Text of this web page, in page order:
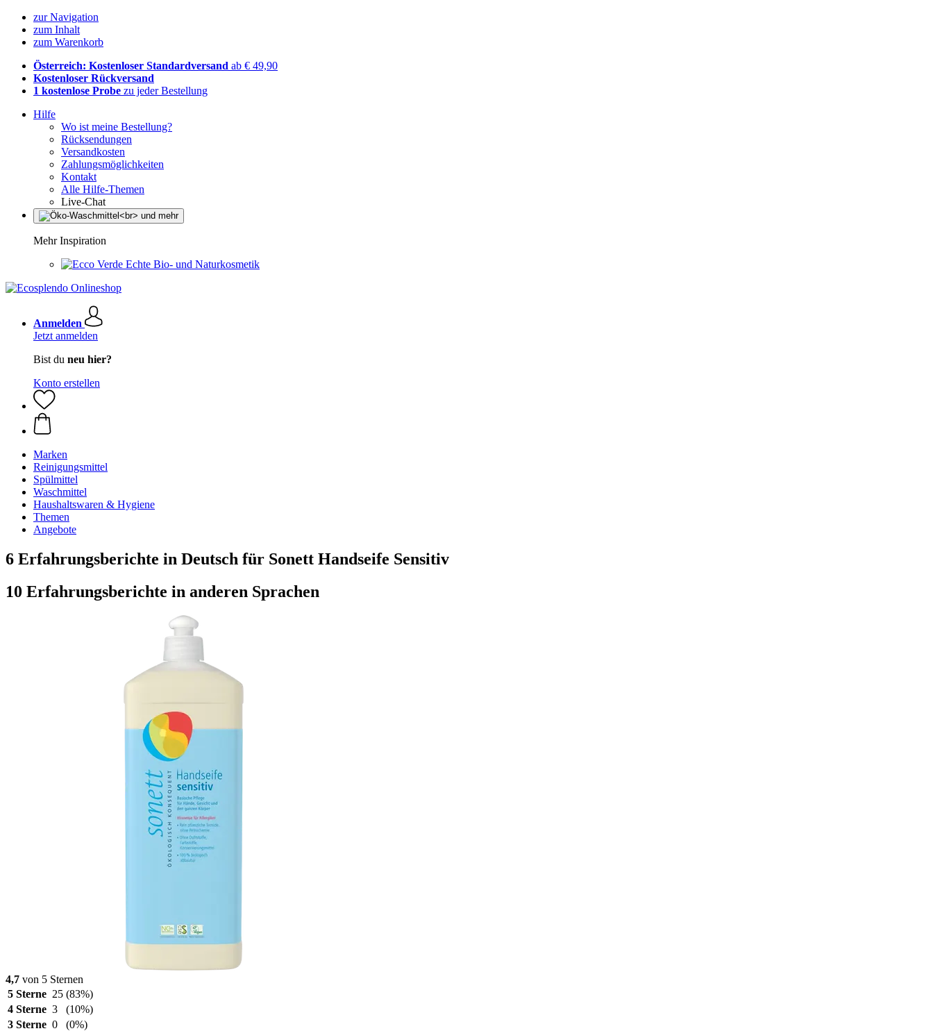
zur Navigation
zum Inhalt
zum Warenkorb
Österreich: Kostenloser Standardversand ab € 49,90
Kostenloser Rückversand
1 kostenlose Probe zu jeder Bestellung
Hilfe
Wo ist meine Bestellung?
Rücksendungen
Versandkosten
Zahlungsmöglichkeiten
Kontakt
Alle Hilfe-Themen
Live-Chat
Mehr Inspiration
Echte Bio- und Naturkosmetik
Anmelden
Jetzt anmelden
Bist du neu hier?
Konto erstellen
Marken
Reinigungsmittel
Spülmittel
Waschmittel
Haushaltswaren & Hygiene
Themen
Angebote
6 Erfahrungsberichte in Deutsch für Sonett Handseife Sensitiv
10 Erfahrungsberichte in anderen Sprachen
4,7 von 5 Sternen
5 Sterne 25 (83%)
4 Sterne 3
(10%)
3 Sterne 0
(0%)